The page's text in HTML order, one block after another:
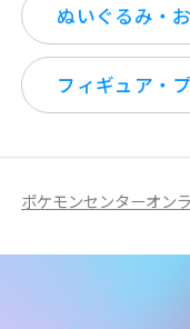
ぬいぐるみ・
フィギュア・
ポケモンセンターオン